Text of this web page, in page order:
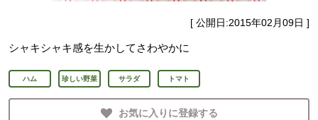
[ 公開日:2015年02月09日 ]
シャキシャキ感を生かしてさわやかに
ハム 珍しい野菜 サラダ トマト
お気に入りに登録する